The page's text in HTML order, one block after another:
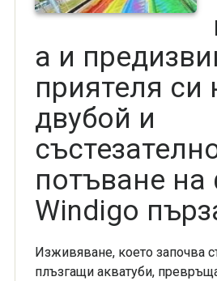
а и
приятеля си
двубой и
потъване на
Windigo
Изживяване, което започва
плъзгащи акватуби,